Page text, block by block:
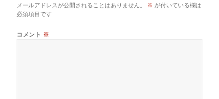
メールアドレスが公開されることはありません。 ※ が付いている欄は
必須項目です
コメント ※